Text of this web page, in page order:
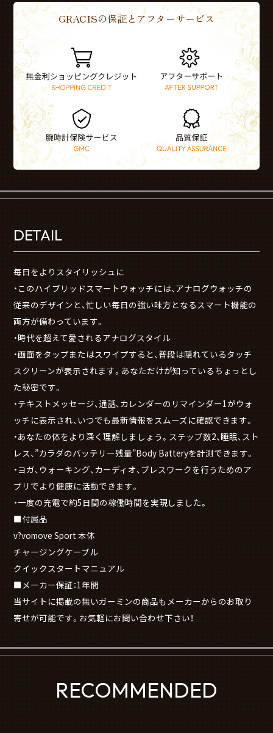
GRACISの保証とアフターサービス
DETAIL
毎日をよりスタイリッシュに
・このハイブリッドスマートウォッチには、アナログウォッチの
従来のデザインと、忙しい毎日の強い味方となるスマート機能の
両方が備わっています。
・時代を超えて愛されるアナログスタイル
・画面をタップまたはスワイプすると、普段は隠れているタッチ
スクリーンが表示されます。あなただけが知っているちょっとし
た秘密です。
・テキストメッセージ、通話、カレンダーのリマインダー1がウォ
ッチに表示され、いつでも最新情報をスムーズに確認できます。
・あなたの体をより深く理解しましょう。ステップ数2、睡眠、スト
レス、”カラダのバッテリー残量”Body Batteryを計測できます。
・ヨガ、ウォーキング、カーディオ、ブレスワークを行うためのア
プリでより健康に活動できます。
・一度の充電で約5日間の稼働時間を実現しました。
■付属品
v?vomove Sport 本体
チャージングケーブル
クイックスタートマニュアル
■メーカー保証：1年間
当サイトに掲載の無いガーミンの商品もメーカーからのお取り
寄せが可能です。お気軽にお問い合わせ下さい！
RECOMMENDED